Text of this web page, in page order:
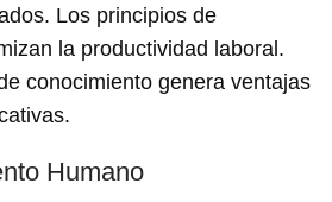
Los principios de
la productividad laboral.
conocimiento genera ventajas
Humano